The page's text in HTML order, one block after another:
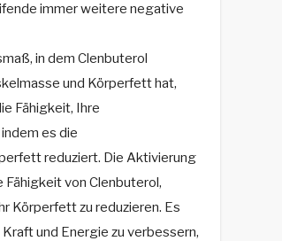
immer weitere negative
in dem Clenbuterol
und Körperfett hat,
Fähigkeit, Ihre
es die
reduziert. Die Aktivierung
von Clenbuterol,
Körperfett zu reduzieren. Es
und Energie zu verbessern,